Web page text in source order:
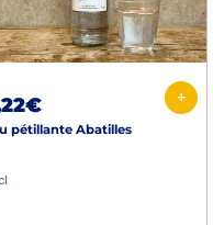
+
pétillante Abatilles